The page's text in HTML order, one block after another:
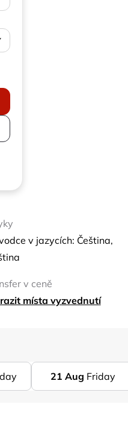
v jazycích: Čeština,
v ceně
místa vyzvednutí
21 Aug Friday